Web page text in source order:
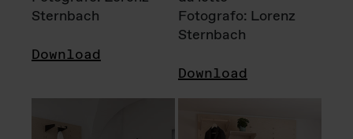
Sternbach
Download
Fotografo: Lorenz
Sternbach
Download